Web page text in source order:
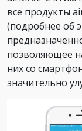
все продукты
(подробнее об
позволяющее
них со
значительно